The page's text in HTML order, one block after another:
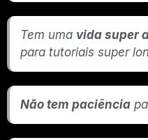
Tem uma vida super
para tutoriais super
Não tem paciência